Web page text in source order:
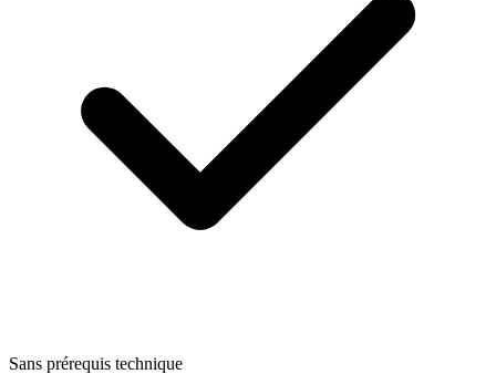
Sans prérequis technique